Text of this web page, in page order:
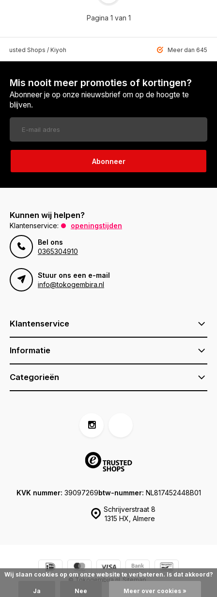
Pagina 1 van 1
Shops / Kiyoh Meer dan 6459
Mis nooit meer promoties of kortingen?
Abonneer je op onze nieuwsbrief om op de hoogte te
blijven.
Abonneer
Kunnen wij helpen?
Klantenservice:
openingstijden
Bel ons
0365304910
Stuur ons een e-mail
info@tokogembira.nl
Klantenservice
Informatie
Categorieën
Schrijverstraat 8
1315 HX, Almere
KVK nummer: 39097269btw-nummer: NL817452448B01
© Tokogembira.nl Sitemap
Wij slaan cookies op om onze website te verbeteren. Is dat akkoord?
Ja Nee Meer over cookies »